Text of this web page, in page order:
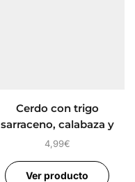
Cerdo con trigo
sarraceno, calabaza y
arándanos – Alimento
FIDELIS
4,99€
Ver producto